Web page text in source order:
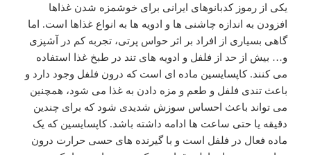
یکی از رموز کدبانوهای ایرانی برای خوشمزه شدن غذاها
افزودن به اندازه چاشنی ها و ادویه ها به انواع غذاها است. اما
گاهی بسیاری از افراد بر اثر حواس پرتی، تجربه کم در آشپزی
و… بیش از حد از فلفل و ادویه های تند در طبخ غذا استفاده
می کنند. کاپسایسین ماده ای است که درون فلفل وجود دارد و
باعث تندی فلفل و طعم و مزه دادن به غذا می شود، همچنین
می تواند باعث احساس سوزش شدیدی شود که برای چندین
دقیقه یا حتی ساعت ها ادامه داشته باشد. کاپسایسین که یک
ماده فعال در فلفل است و با گیرنده های حسی حرارت درون